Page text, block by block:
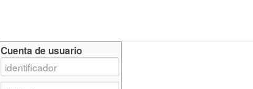
Cuenta de usuario